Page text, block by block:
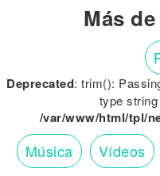
Más
Deprecated: trim():
type
/var/www/html/tpl/
Música Vídeos